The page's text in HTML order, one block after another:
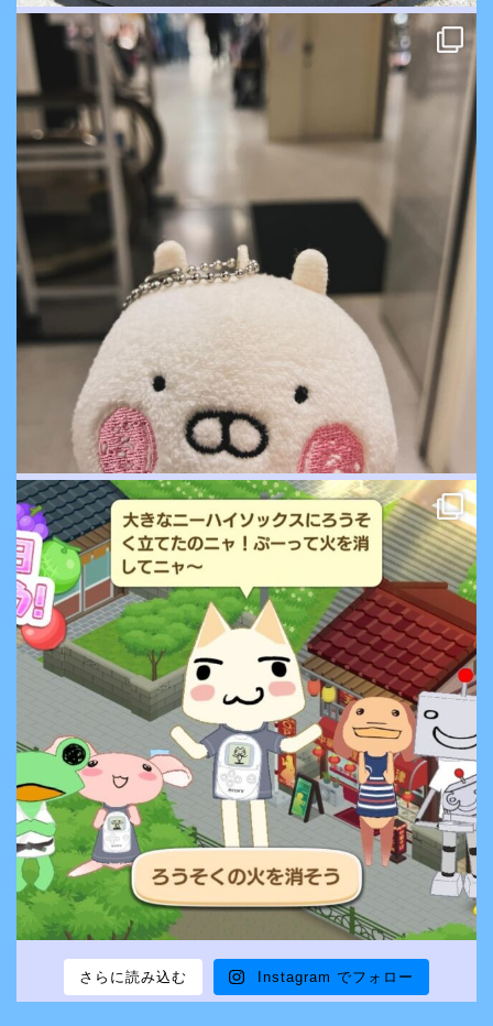
さらに読み込む Instagram でフォロー